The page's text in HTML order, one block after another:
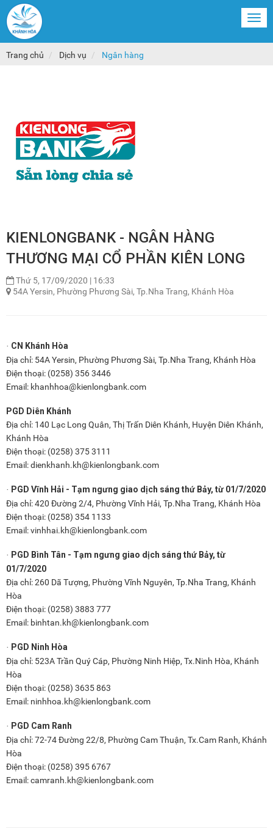
Trang chủ Dịch vụ Ngân hàng
KIENLONGBANK - NGÂN HÀNG
THƯƠNG MẠI CỔ PHẦN KIÊN LONG
Thứ 5, 17/09/2020 | 16:33
54A Yersin, Phường Phương Sài, Tp.Nha Trang, Khánh Hòa
· CN Khánh Hòa
Địa chỉ: 54A Yersin, Phường Phương Sài, Tp.Nha Trang, Khánh Hòa
Điện thoại: (0258) 356 3446
Email: khanhhoa@kienlongbank.com
PGD Diên Khánh
Địa chỉ: 140 Lạc Long Quân, Thị Trấn Diên Khánh, Huyện Diên Khánh,
Khánh Hòa
Điện thoại: (0258) 375 3111
Email:dienkhanh.kh@kienlongbank.com
· PGD Vĩnh Hải - Tạm ngưng giao dịch sáng thứ Bảy, từ 01/7/2020
Địa chỉ: 420 Đường 2/4, Phường Vĩnh Hải, Tp.Nha Trang, Khánh Hòa
Điện thoại: (0258) 354 1133
Email: vinhhai.kh@kienlongbank.com
· PGD Bình Tân - Tạm ngưng giao dịch sáng thứ Bảy, từ
01/7/2020
Địa chỉ: 260 Dã Tượng, Phường Vĩnh Nguyên, Tp.Nha Trang, Khánh
Hòa
Điện thoại: (0258) 3883 777
Email: binhtan.kh@kienlongbank.com
· PGD Ninh Hòa
Địa chỉ: 523A Trần Quý Cáp, Phường Ninh Hiệp, Tx.Ninh Hòa, Khánh
Hòa
Điện thoại: (0258) 3635 863
Email: ninhhoa.kh@kienlongbank.com
· PGD Cam Ranh
Địa chỉ: 72-74 Đường 22/8, Phường Cam Thuận, Tx.Cam Ranh, Khánh
Hòa
Điện thoại: (0258) 395 6767
Email: camranh.kh@kienlongbank.com